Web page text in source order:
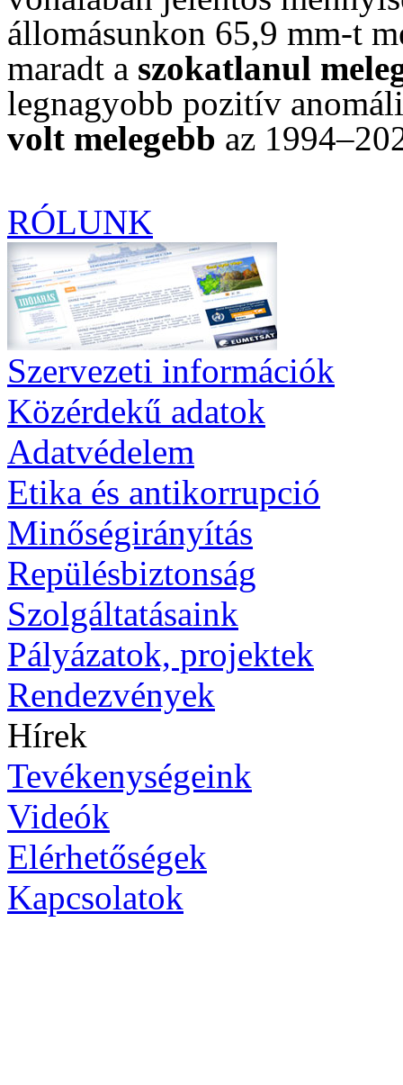
állomásunkon 65,9 mm-t
maradt a szokatlanul
legnagyobb pozitív
volt melegebb az
RÓLUNK
Szervezeti információk
Közérdekű adatok
Adatvédelem
Etika és antikorrupció
Minőségirányítás
Repülésbiztonság
Szolgáltatásaink
Pályázatok, projektek
Rendezvények
Hírek
Tevékenységeink
Videók
Elérhetőségek
Kapcsolatok